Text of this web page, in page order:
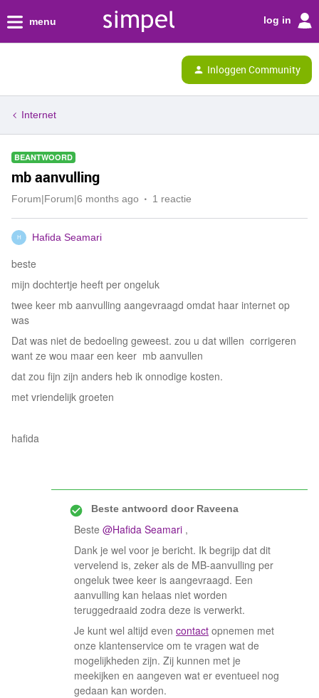
menu log in
Inloggen Community
Internet
BEANTWOORD
mb aanvulling
Forum|Forum|6 months ago 1 reactie
H Hafida Seamari
beste
mijn dochtertje heeft per ongeluk
twee keer mb aanvulling aangevraagd omdat haar internet op
was
Dat was niet de bedoeling geweest. zou u dat willen corrigeren
want ze wou maar een keer mb aanvullen
dat zou fijn zijn anders heb ik onnodige kosten.
met vriendelijk groeten
hafida
Beste antwoord doorRaveena
Beste ​ @Hafida Seamari ,
Dank je wel voor je bericht. Ik begrijp dat dit
vervelend is, zeker als de MB‑aanvulling per
ongeluk twee keer is aangevraagd. Een
aanvulling kan helaas niet worden
teruggedraaid zodra deze is verwerkt.
Je kunt wel altijd even contact opnemen met
onze klantenservice om te vragen wat de
mogelijkheden zijn. Zij kunnen met je
meekijken en aangeven wat er eventueel nog
gedaan kan worden.